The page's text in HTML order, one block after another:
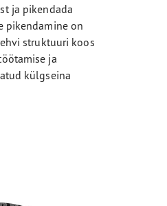
ja pikendada
pikendamine on
struktuuri koos
ja
külgseina